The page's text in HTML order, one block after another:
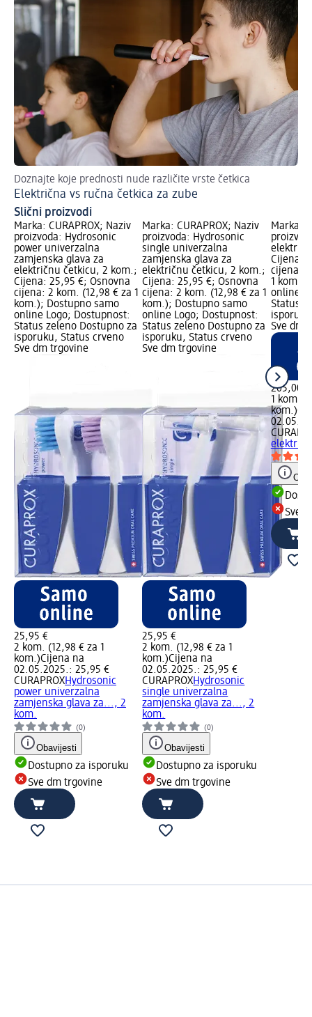
Doznajte koje prednosti nude različite vrste četkica
Električna vs ručna četkica za zube
Slični proizvodi
Marka: CURAPROX; Naziv
proizvoda: Hydrosonic
power univerzalna
zamjenska glava za
električnu četkicu, 2 kom.;
Cijena: 25,95 €; Osnovna
cijena: 2 kom. (12,98 € za 1
kom.); Dostupno samo
online Logo; Dostupnost:
Status zeleno Dostupno za
isporuku, Status crveno
Sve dm trgovine
25,95 €
2 kom. (12,98 € za 1
kom.)Cijena na
02.05.2025.: 25,95 €
CURAPROXHydrosonic
power univerzalna
zamjenska glava za..., 2
kom.
(0)
Obavijesti
Dostupno za isporuku
Sve dm trgovine
Marka: CURAPROX; Naziv
proizvoda: Hydrosonic
single univerzalna
zamjenska glava za
električnu četkicu, 2 kom.;
Cijena: 25,95 €; Osnovna
cijena: 2 kom. (12,98 € za 1
kom.); Dostupno samo
online Logo; Dostupnost:
Status zeleno Dostupno za
isporuku, Status crveno
Sve dm trgovine
25,95 €
2 kom. (12,98 € za 1
kom.)Cijena na
02.05.2025.: 25,95 €
CURAPROXHydrosonic
single univerzalna
zamjenska glava za..., 2
kom.
(0)
Obavijesti
Dostupno za isporuku
Sve dm trgovine
Marka:
Cijena:
cijena: 1
1 kom.);
online
Status
Sve dm
205,00 €
1 kom.
kom.)
Sve